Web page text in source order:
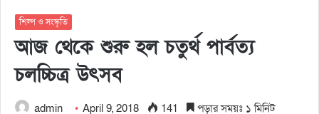
শিল্প ও সংস্কৃতি
আজ থেকে শুরু হল চতুর্থ পার্বত্য
চলচ্চিত্র উৎসব
admin April 9, 2018 141 পড়ার সময়ঃ ১ মিনিট